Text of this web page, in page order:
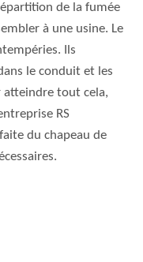
de la fumée
à une usine. Le
Ils
le conduit et les
atteindre tout cela,
RS
du chapeau de